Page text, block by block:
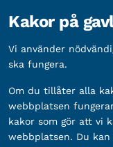
Bankgironummer:
Kakor på
Vi använder
ska fungera.
Om du tillåter alla
webbplatsen
kakor som gör att vi
webbplatsen. Du